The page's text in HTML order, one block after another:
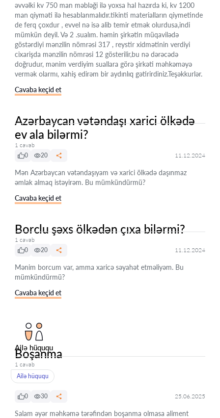
əvvəlki kv 750 man məbləği ilə yoxsa hal hazırda ki, kv 1200
man qiyməti ilə hesablanmalıdır.tikinti materialların qiymetinde
de ferq çoxdur , evvel nə isə alib temir etmək olurdusa,indi
mümkün deyil. Və 2 .sualım. həmin şirkətin müqavilədə
göstərdiyi mənzilin nömrəsi 317 , reystir xidmətinin verdiyi
cixarişda mənzilin nömrəsi 12 gösterilir,bu nə dərəcədə
doğrudur, mənim verdiyim suallara görə şirkəti məhkəməyə
vermək olarmı, xahiş edirəm bir aydınlıq gətirirdiniz.Teşəkkurlər.
Cavaba keçid et
Azərbaycan vətəndaşı xarici ölkədə
ev ala bilərmi?
1 cavab
0
20 11.12.2024
Mən Azərbaycan vətəndaşıyam və xarici ölkədə daşınmaz
əmlak almaq istəyirəm. Bu mümkündürmü?
Cavaba keçid et
Borclu şəxs ölkədən çıxa bilərmi?
1 cavab
0
20 11.12.2024
Mənim borcum var, amma xaricə səyahət etməliyəm. Bu
mümkündürmü?
Cavaba keçid et
Ailə hüququ
Boşanma
1 cavab
Ailə hüququ
0 30 25.06.2025
Salam əyər məhkəmə tərəfindən boşanma olmasa aliment